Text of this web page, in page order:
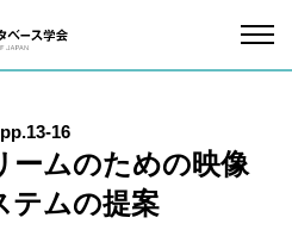
16
ームのための映像
テムの提案